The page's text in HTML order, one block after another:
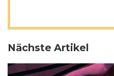
Nächste Artikel